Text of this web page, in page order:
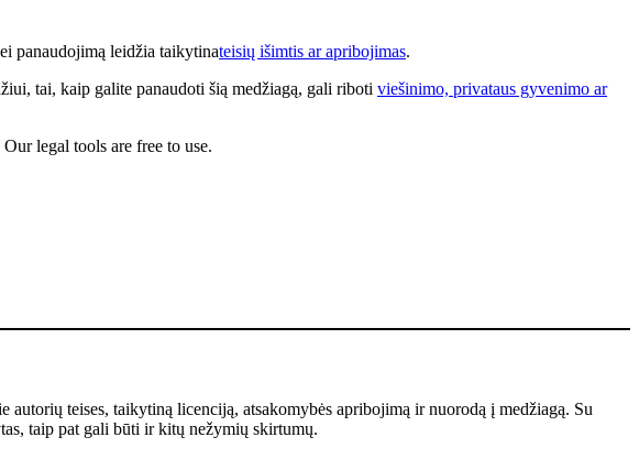
panaudojimą leidžia taikytinateisių išimtis ar apribojimas.
tai, kaip galite panaudoti šią medžiagą, gali riboti viešinimo, privataus gyvenimo ar
legal tools are free to use.
teises, taikytiną licenciją, atsakomybės apribojimą ir nuorodą į medžiagą. Su
taip pat gali būti ir kitų nežymių skirtumų.